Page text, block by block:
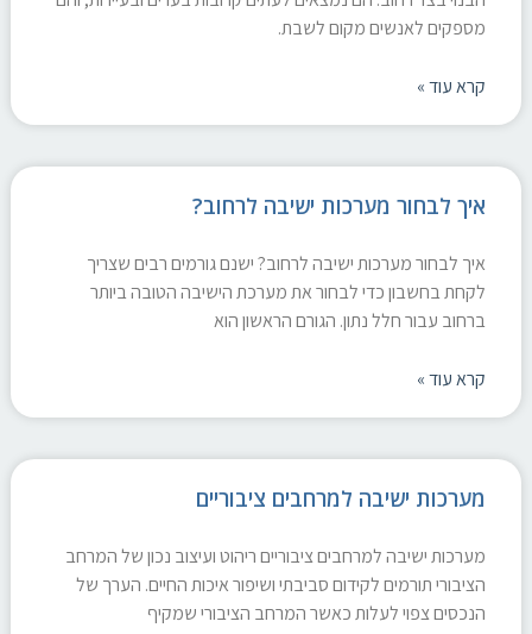
מספקים לאנשים מקום לשבת.
קרא עוד »
איך לבחור מערכות ישיבה לרחוב?
איך לבחור מערכות ישיבה לרחוב? ישנם גורמים רבים שצריך
לקחת בחשבון כדי לבחור את מערכת הישיבה הטובה ביותר
ברחוב עבור חלל נתון. הגורם הראשון הוא
קרא עוד »
מערכות ישיבה למרחבים ציבוריים
מערכות ישיבה למרחבים ציבוריים ריהוט ועיצוב נכון של המרחב
הציבורי תורמים לקידום סביבתי ושיפור איכות החיים. הערך של
הנכסים צפוי לעלות כאשר המרחב הציבורי שמקיף